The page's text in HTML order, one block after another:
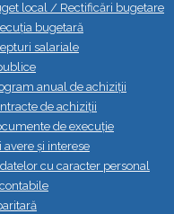
local / Rectificări bugetare
bugetară
salariale
anual de achiziții
de achiziții
de execuție
avere și interese
cu caracter personal